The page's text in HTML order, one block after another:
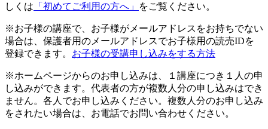
しくは 「初めてご利用の方へ」 をご覧ください。
※お子様の講座で、お子様がメールアドレスをお持ちでない
場合は、保護者用のメールアドレスでお子様用の読売IDを
登録できます。 お子様の受講申し込みをする方法
※ホームページからのお申し込みは、１講座につき１人の申
し込みができます。代表者の方が複数人分の申し込みはでき
ません。各人でお申し込みください。複数人分のお申し込み
をされたい場合は、お電話でお問い合わせください。